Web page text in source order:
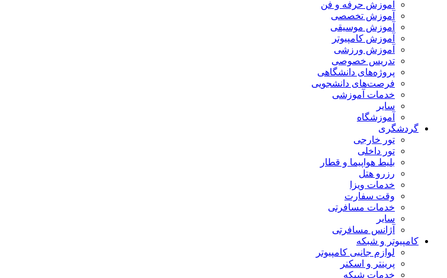
آموزش حرفه و فن
آموزش تخصصی
آموزش موسیقی
آموزش کامپیوتر
آموزش ورزشی
تدریس خصوصی
پروژه‌های دانشگاهی
فرصت‌های دانشجویی
خدمات آموزشی
سایر
آموزشگاه
گردشگری
تور خارجی
تور داخلی
بلیط هواپیما و قطار
رزرو هتل
خدمات ویزا
وقت سفارت
خدمات مسافرتی
سایر
آژانس مسافرتی
کامپیوتر و شبکه
لوازم جانبی کامپیوتر
پرینتر و اسکنر
خدمات شبکه